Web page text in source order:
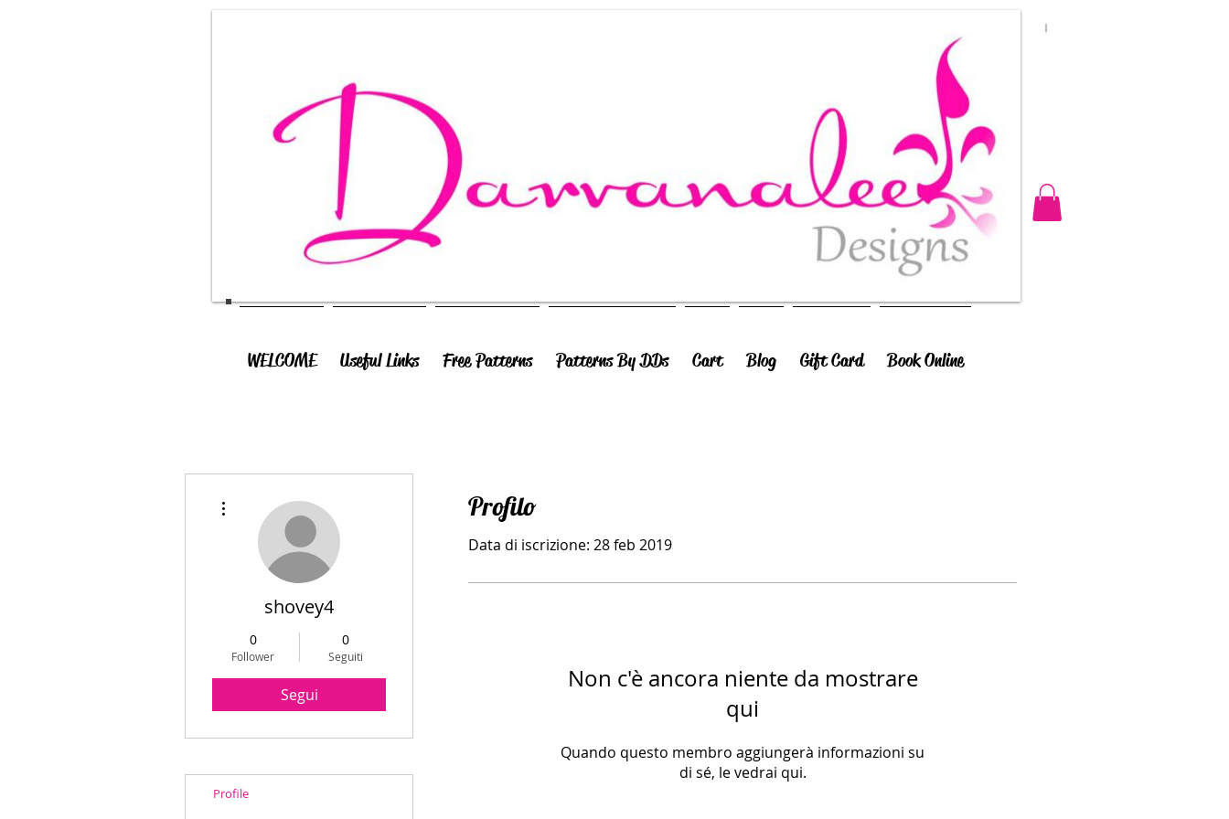
WELCOME Useful Links Free Patterns Patterns By DDs Cart Blog Gift Card Book Online
Profilo
Data di iscrizione: 28 feb 2019
Non c'è ancora niente da mostrare
qui
Quando questo membro aggiungerà informazioni su
di sé, le vedrai qui.
shovey4
0
Follower
0
Seguiti
Segui
Profile